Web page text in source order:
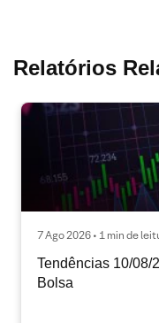
Relatórios
7 Ago 2026 • 1 min de
Tendências 10/08/
Bolsa